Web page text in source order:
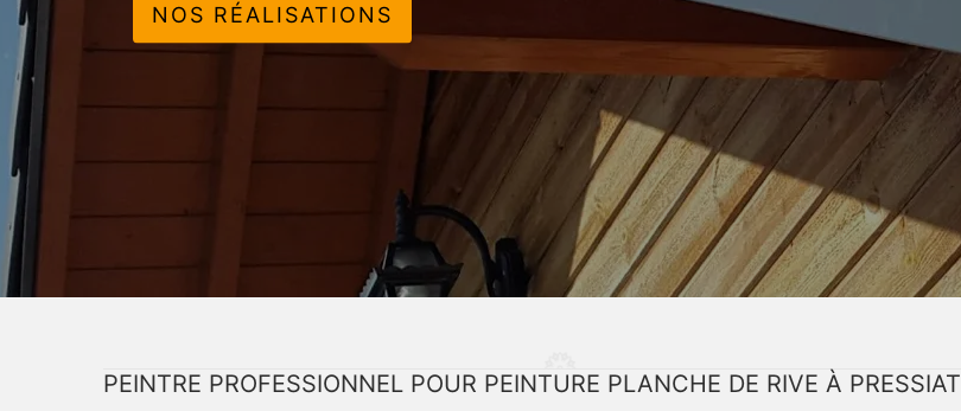
NOS RÉALISATIONS
PEINTRE PROFESSIONNEL POUR PEINTURE PLANCHE DE RIVE À PRESSIAT